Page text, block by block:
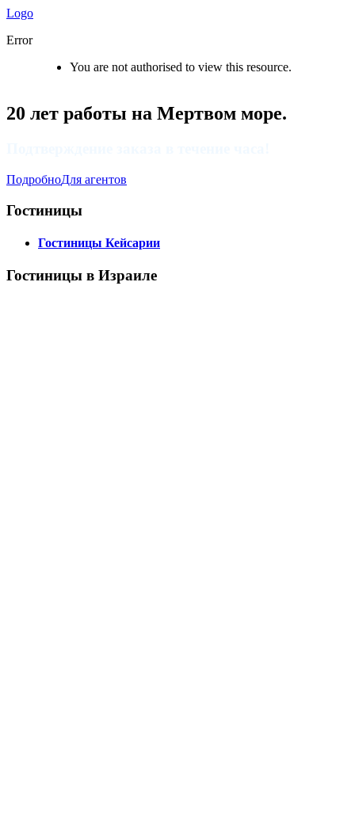
Logo
Error
You are not authorised to view this resource.
20 лет работы на Мертвом море.
ПодробноДля агентов
Гостиницы
Гостиницы Кейсарии
Гостиницы в Израиле